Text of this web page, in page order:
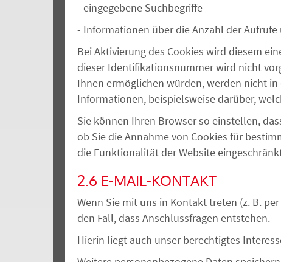
- eingegebene Suchbegriffe
- Informationen über die Anzahl der
Bei Aktivierung des Cookies wird diesem
dieser Identifikationsnummer wird nicht
Ihnen ermöglichen würden, werden nicht
Informationen, beispielsweise darüber,
Sie können Ihren Browser so einstellen,
ob Sie die Annahme von Cookies für
die Funktionalität der Website
2.6 E-MAIL-KONTAKT
Wenn Sie mit uns in Kontakt treten (z. B.
den Fall, dass Anschlussfragen entstehen.
Hierin liegt auch unser berechtigtes